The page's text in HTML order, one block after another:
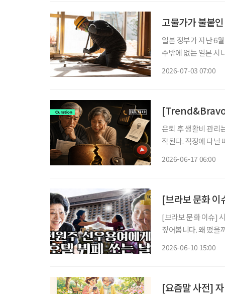
고물가가 불붙
일본 정부가 지난 6
수밖에 없는 일본 시니어들의
2026-07-03 07:00
[Trend&Bravo]
은퇴 후 생활비 관리
작된다. 직장에 다닐
2026-06-17 06:00
[브라보 문화 이
[브라보 문화 이슈]
짚어봅니다. 왜 떴을까? 지난 2일, 배우 전원주의 유튜브 채널 ‘전원주_전원주인공’에 게재된
2026-06-10 15:00
[요즘말 사전]